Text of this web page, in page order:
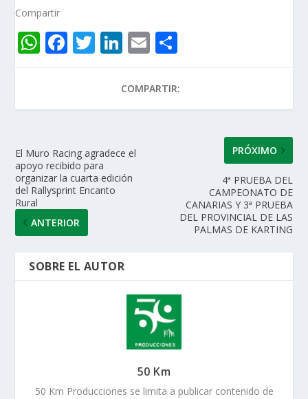
Compartir
W
h
s
p
p
F
ac
b
o
k
T
w
er
Li
n
k
e
n
E
m
ai
l
o
m
p
COMPARTIR:
El Muro Racing agradece el
apoyo recibido para
organizar la cuarta edición
del Rallysprint Encanto
Rural
ANTERIOR
PRÓXIMO
4ª PRUEBA DEL
CAMPEONATO DE
CANARIAS Y 3ª PRUEBA
DEL PROVINCIAL DE LAS
PALMAS DE KARTING
SOBRE EL AUTOR
50 Km
50 Km Producciones se limita a publicar contenido de